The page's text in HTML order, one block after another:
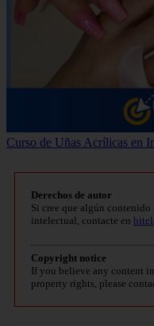
Curso de Uñas Acrílicas en
Derechos de autor
Si cree que algún
intelectual, contacte en
Copyright notice
If you believe any content
property rights, please